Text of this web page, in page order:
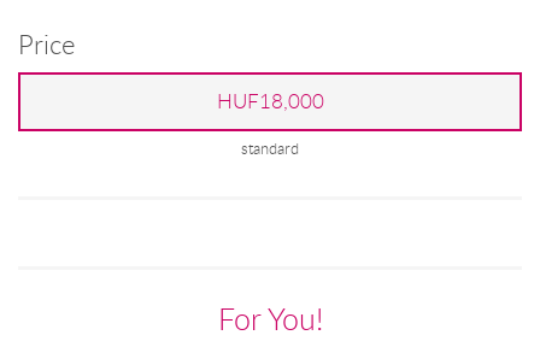
Price
HUF18,000
standard
For You!